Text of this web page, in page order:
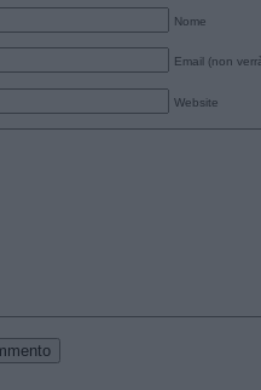
Nome
Email (non
Website